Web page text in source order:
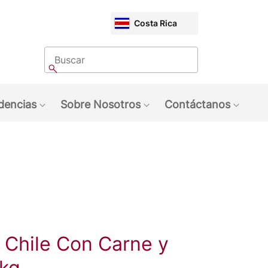
CHOOSE
MARKET
Costa Rica
Buscar
Buscar
Sobre Nosotros
Contáctanos
Chile Con Carne y